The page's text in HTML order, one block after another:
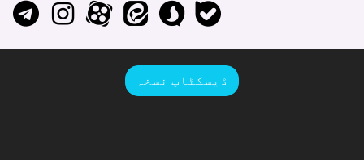
ڈیسکٹاپ نسخہ